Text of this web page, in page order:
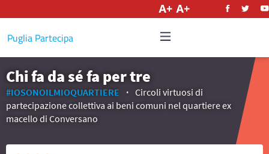
Puglia Partecipa
Chi fa da sé fa per tre
#IOSONOILMIOQUARTIERE
Circoli virtuosi di
partecipazione collettiva ai beni comuni nel quartiere ex
macello di Conversano